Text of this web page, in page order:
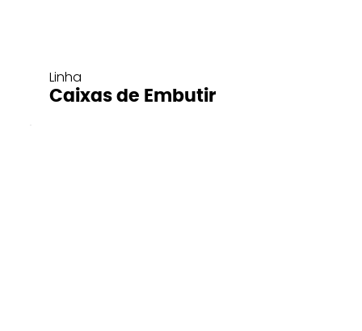
Linha
Caixas de Embutir